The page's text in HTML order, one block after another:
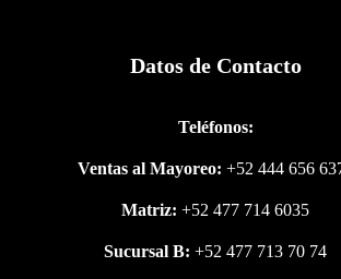
Datos de Contacto
Teléfonos:
Ventas al Mayoreo: +52 444 656
Matriz: +52 477 714 6035
Sucursal B:+52 477 713 70 74